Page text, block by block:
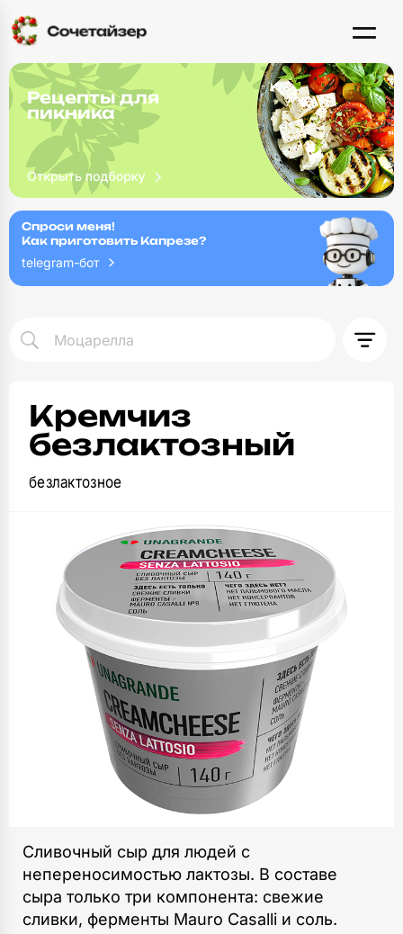
Рецепты для
пикника
Спроси меня!
Как приготовить Капрезе?
telegram-бот
Кремчиз
безлактозный
безлактозное
Сливочный сыр для людей с
непереносимостью лактозы. В составе
сыра только три компонента: свежие
сливки, ферменты Mauro Casalli и соль.